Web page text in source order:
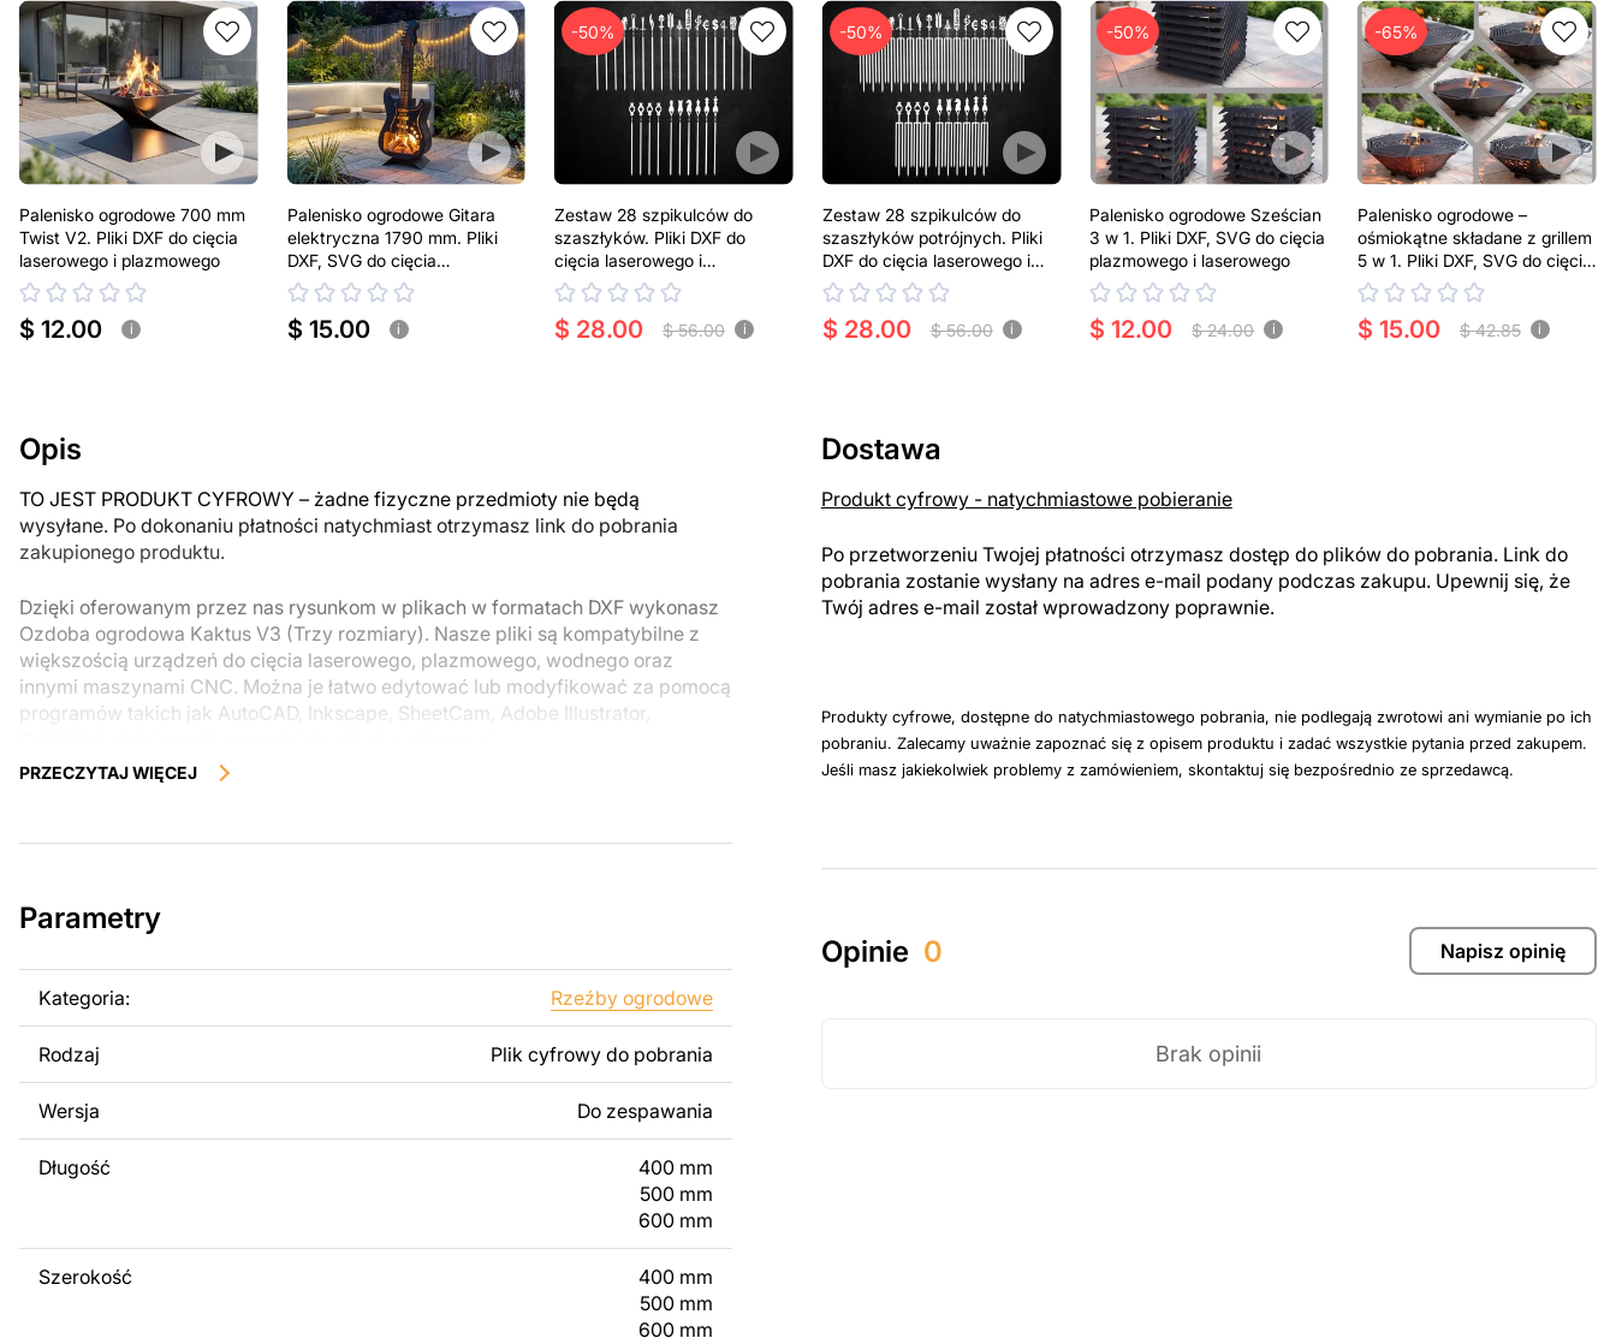
Palenisko ogrodowe 700 mm
Twist V2. Pliki DXF do cięcia
laserowego i plazmowego
$ 12.00 i
Palenisko ogrodowe Gitara
elektryczna 1790 mm. Pliki
DXF, SVG do cięcia
laserowego i plazmowego
$ 15.00 i
-50%
Zestaw 28 szpikulców do
szaszłyków. Pliki DXF do
cięcia laserowego i
plazmowego
$ 28.00 $ 56.00 i
-50%
Zestaw 28 szpikulców do
szaszłyków potrójnych. Pliki
DXF do cięcia laserowego i
plazmowego
$ 28.00 $ 56.00 i
-50%
Palenisko ogrodowe Sześcian
3 w 1. Pliki DXF, SVG do cięcia
plazmowego i laserowego
$ 12.00 $ 24.00 i
-65%
Palenisko ogrodowe –
ośmiokątne składane z grillem
5 w 1. Pliki DXF, SVG do cięcia
plazmowego i laserowego.
Grill w ogrodzie
$ 15.00 $ 42.85 i
Opis
TO JEST PRODUKT CYFROWY – żadne fizyczne przedmioty nie będą
wysyłane. Po dokonaniu płatności natychmiast otrzymasz link do pobrania
zakupionego produktu.
Dzięki oferowanym przez nas rysunkom w plikach w formatach DXF wykonasz
Ozdoba ogrodowa Kaktus V3 (Trzy rozmiary). Nasze pliki są kompatybilne z
większością urządzeń do cięcia laserowego, plazmowego, wodnego oraz
innymi maszynami CNC. Można je łatwo edytować lub modyfikować za pomocą
programów takich jak AutoCAD, Inkscape, SheetCam, Adobe Illustrator,
zostały zaprojektowane z myślą o nowoczesnej estetyce i łatwym montażu, aby
Można używać tych plików do tworzenia gotowych produktów zarówno do
odsprzedaż lub udostępnianie oryginalnych bądź zmodyfikowanych plików jest
Za dodatkową opłatą możemy dostosować projekt poprzez dodanie tekstu,
obrazów lub logo Twojej firmy albo wprowadzenie innych modyfikacji według
Twoich potrzeb. Jeśli potrzebujesz indywidualnego projektu metalowego
produktu, skontaktuj się z nami.
Jeśli masz jakiekolwiek pytania lub potrzebujesz pomocy, skontaktuj się z nami
w dowolnym momencie – zawsze chętnie pomożemy.
PRZECZYTAJ WIĘCEJ
Parametry
Kategoria: Rzeźby ogrodowe
Rodzaj Plik cyfrowy do pobrania
Wersja Do zespawania
Długość
400 mm
500 mm
600 mm
Szerokość
400 mm
500 mm
600 mm
Dostawa
Produkt cyfrowy - natychmiastowe pobieranie
Po przetworzeniu Twojej płatności otrzymasz dostęp do plików do pobrania. Link do
pobrania zostanie wysłany na adres e-mail podany podczas zakupu. Upewnij się, że
Twój adres e-mail został wprowadzony poprawnie.
Produkty cyfrowe, dostępne do natychmiastowego pobrania, nie podlegają zwrotowi ani wymianie po ich
pobraniu. Zalecamy uważnie zapoznać się z opisem produktu i zadać wszystkie pytania przed zakupem.
Jeśli masz jakiekolwiek problemy z zamówieniem, skontaktuj się bezpośrednio ze sprzedawcą.
Opinie 0 Napisz opinię
Brak opinii